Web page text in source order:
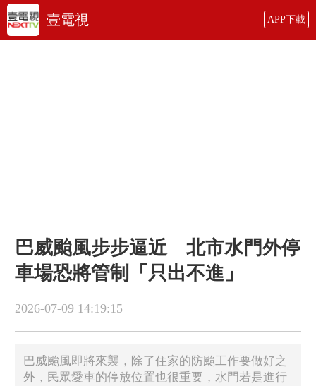
壹電視 APP下載
巴威颱風步步逼近 北市水門外停
車場恐將管制「只出不進」
2026-07-09 14:19:15
巴威颱風即將來襲，除了住家的防颱工作要做好之
外，民眾愛車的停放位置也很重要，水門若是進行